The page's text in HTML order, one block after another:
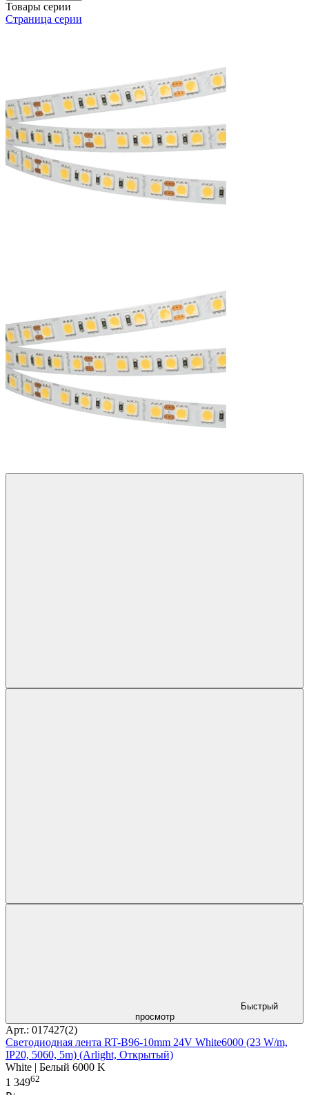
Товары серии
Страница серии
Быстрый
просмотр
Арт.: 017427(2)
Светодиодная лента RT-B96-10mm 24V White6000 (23 W/m,
IP20, 5060, 5m) (Arlight, Открытый)
White | Белый 6000 K
1 34962